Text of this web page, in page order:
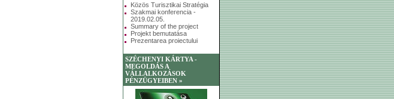
Közös Turisztikai Stratégia
Szakmai konferencia -
2019.02.05.
Summary of the project
Projekt bemutatása
Prezentarea proiectului
SZÉCHENYI KÁRTYA -
MEGOLDÁS A
VÁLLALKOZÁSOK
PÉNZÜGYEIBEN »